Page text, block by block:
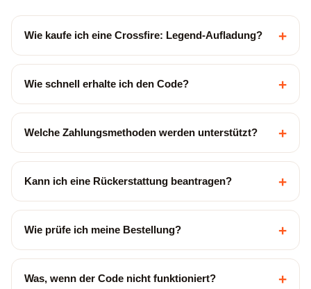
Wie kaufe ich eine Crossfire: Legend-Aufladung? +
Wie schnell erhalte ich den Code? +
Welche Zahlungsmethoden werden unterstützt? +
Kann ich eine Rückerstattung beantragen? +
Wie prüfe ich meine Bestellung? +
Was, wenn der Code nicht funktioniert? +